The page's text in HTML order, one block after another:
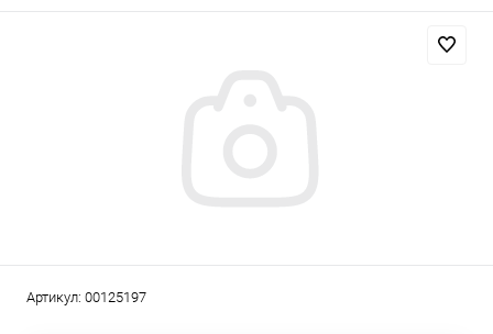
Артикул: 00125197